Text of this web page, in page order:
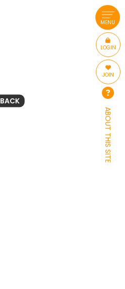
MENU
LOGIN
JOIN
ABOUT THIS SITE
BACK